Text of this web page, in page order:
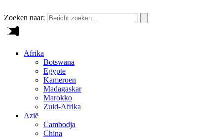
Zoeken naar:
Afrika
Botswana
Egypte
Kameroen
Madagaskar
Marokko
Zuid-Afrika
Azië
Cambodja
China